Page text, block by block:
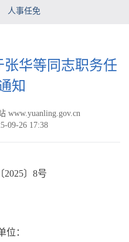
人事任免
华等同志职务任
知
www.yuanling.gov.cn
09-26 17:38
2025〕8号
位：